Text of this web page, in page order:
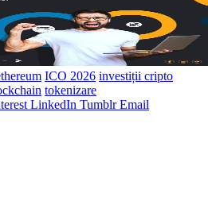
ICO 2026 investiții cripto
tokenizare
LinkedIn Tumblr Email